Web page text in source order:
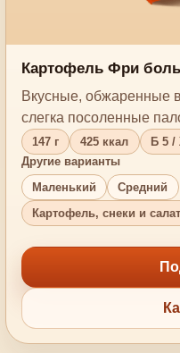
Картофель Фри
Вкусные, обжаренные
слегка посоленные
147 г 425 ккал
Б 5 /
Другие варианты
Маленький
Средний
Картофель, снеки и